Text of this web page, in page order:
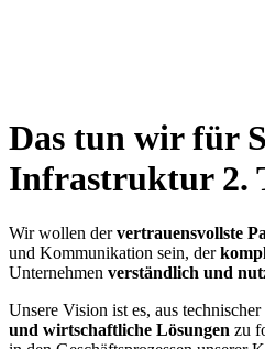
Das tun wir für
Infrastruktur 2.
Wir wollen dervertrauensvollste
und Kommunikation sein, der
Unternehmen verständlich und
Unsere Vision ist es, aus
und wirtschaftliche Lösungen zu